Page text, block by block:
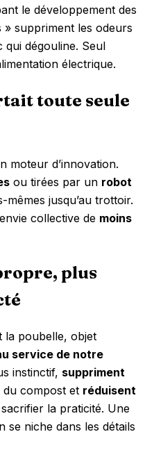
le développement des
suppriment les odeurs
qui dégouline. Seul
électrique.
toute seule
moteur d’innovation.
ou tirées par un robot
mêmes jusqu’au trottoir.
collective de moins
plus
la poubelle, objet
service de notre
instinctif, suppriment
du compost et réduisent
la praticité. Une
se niche dans les détails